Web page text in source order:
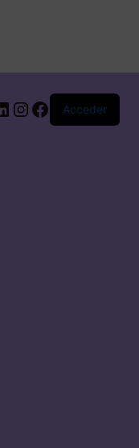
Instagram
Facebook
Acceder